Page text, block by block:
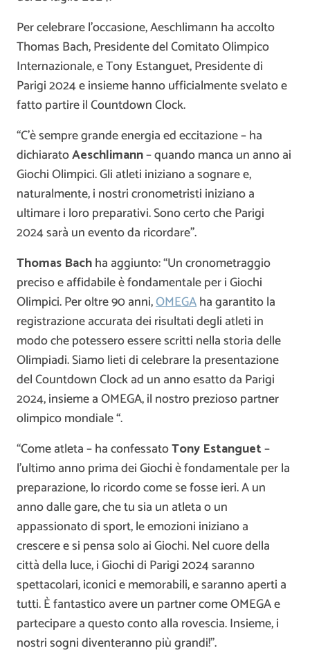
Per celebrare l’occasione, Aeschlimann ha accolto
Thomas Bach, Presidente del Comitato Olimpico
Internazionale, e Tony Estanguet, Presidente di
Parigi 2024 e insieme hanno ufficialmente svelato e
fatto partire il Countdown Clock.
“C’è sempre grande energia ed eccitazione – ha
dichiaratoAeschlimann– quando manca un anno ai
Giochi Olimpici. Gli atleti iniziano a sognare e,
naturalmente, i nostri cronometristi iniziano a
ultimare i loro preparativi. Sono certo che Parigi
2024 sarà un evento da ricordare”.
Thomas Bachha aggiunto: “Un cronometraggio
preciso e affidabile è fondamentale per i Giochi
Olimpici. Per oltre 90 anni,OMEGAha garantito la
registrazione accurata dei risultati degli atleti in
modo che potessero essere scritti nella storia delle
Olimpiadi. Siamo lieti di celebrare la presentazione
del Countdown Clock ad un anno esatto da Parigi
2024, insieme a OMEGA, il nostro prezioso partner
olimpico mondiale “.
“Come atleta – ha confessatoTony Estanguet–
l’ultimo anno prima dei Giochi è fondamentale per la
preparazione, lo ricordo come se fosse ieri. A un
anno dalle gare, che tu sia un atleta o un
appassionato di sport, le emozioni iniziano a
crescere e si pensa solo ai Giochi. Nel cuore della
città della luce, i Giochi di Parigi 2024 saranno
spettacolari, iconici e memorabili, e saranno aperti a
tutti. È fantastico avere un partner come OMEGA e
partecipare a questo conto alla rovescia. Insieme, i
nostri sogni diventeranno più grandi!”.